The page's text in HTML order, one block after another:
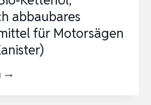
abbaubares
für Motorsägen
OREGON